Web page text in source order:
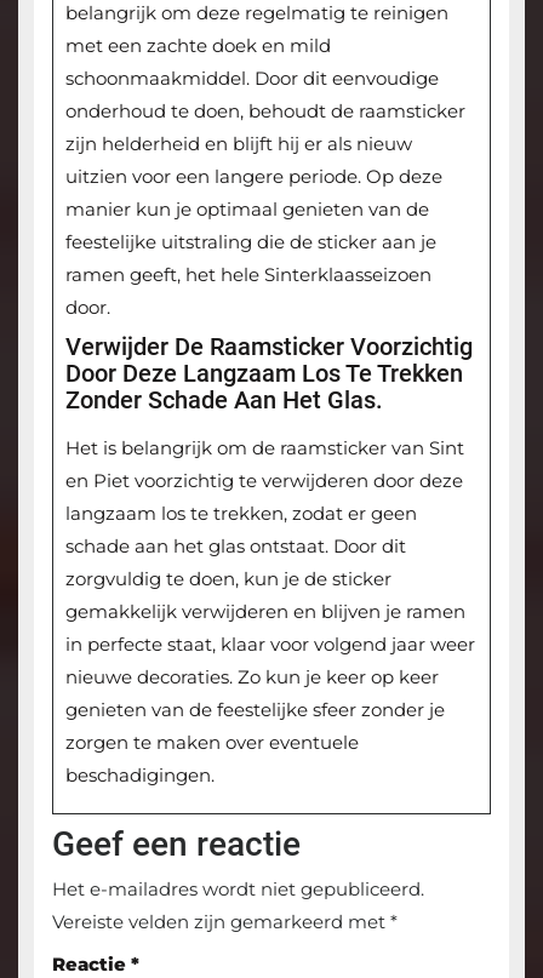
belangrijk om deze regelmatig te reinigen
met een zachte doek en mild
schoonmaakmiddel. Door dit eenvoudige
onderhoud te doen, behoudt de raamsticker
zijn helderheid en blijft hij er als nieuw
uitzien voor een langere periode. Op deze
manier kun je optimaal genieten van de
feestelijke uitstraling die de sticker aan je
ramen geeft, het hele Sinterklaasseizoen
door.
Verwijder De Raamsticker Voorzichtig
Door Deze Langzaam Los Te Trekken
Zonder Schade Aan Het Glas.
Het is belangrijk om de raamsticker van Sint
en Piet voorzichtig te verwijderen door deze
langzaam los te trekken, zodat er geen
schade aan het glas ontstaat. Door dit
zorgvuldig te doen, kun je de sticker
gemakkelijk verwijderen en blijven je ramen
in perfecte staat, klaar voor volgend jaar weer
nieuwe decoraties. Zo kun je keer op keer
genieten van de feestelijke sfeer zonder je
zorgen te maken over eventuele
beschadigingen.
Geef een reactie
Het e-mailadres wordt niet gepubliceerd.
Vereiste velden zijn gemarkeerd met *
Reactie *